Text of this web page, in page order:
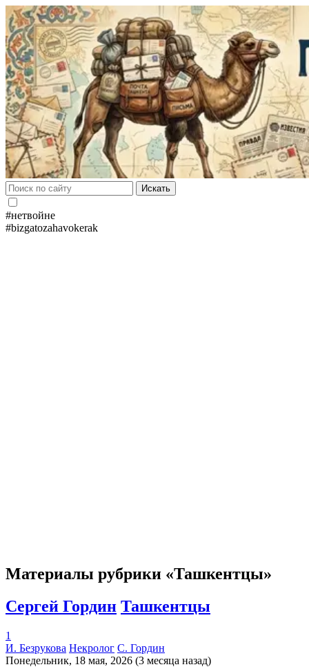
Искать
#нетвойне
#bizgatozahavokerak
Материалы рубрики «Ташкентцы»
Сергей Гордин Ташкентцы
1
И. Безрукова Некролог С. Гордин
Понедельник, 18 мая, 2026 (3 месяца назад)